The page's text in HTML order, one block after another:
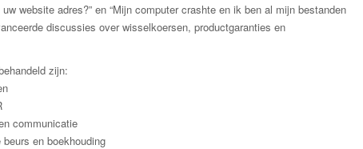
website adres?” en “Mijn computer crashte en ik ben al mijn bestanden
discussies over wisselkoersen, productgaranties en
zijn:
communicatie
en boekhouding